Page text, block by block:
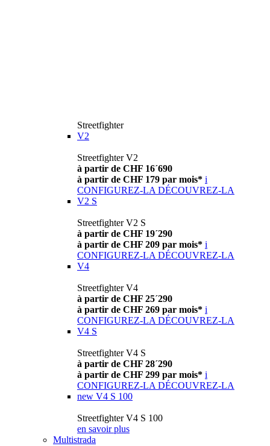
Streetfighter
V2
Streetfighter V2
à partir de CHF 16´690
à partir de CHF 179 par mois* i
CONFIGUREZ-LA DÉCOUVREZ-LA
V2 S
Streetfighter V2 S
à partir de CHF 19´290
à partir de CHF 209 par mois* i
CONFIGUREZ-LA DÉCOUVREZ-LA
V4
Streetfighter V4
à partir de CHF 25´290
à partir de CHF 269 par mois* i
CONFIGUREZ-LA DÉCOUVREZ-LA
V4 S
Streetfighter V4 S
à partir de CHF 28´290
à partir de CHF 299 par mois* i
CONFIGUREZ-LA DÉCOUVREZ-LA
new V4 S 100
Streetfighter V4 S 100
en savoir plus
Multistrada